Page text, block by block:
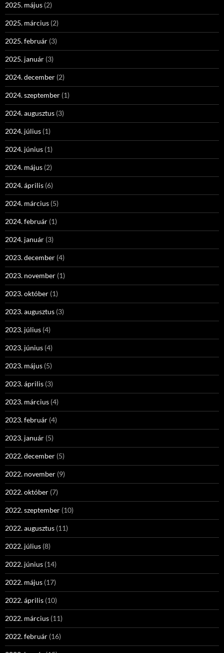
2025. május (2)
2025. március (2)
2025. február (3)
2025. január (3)
2024. december (2)
2024. szeptember (1)
2024. augusztus (3)
2024. július (1)
2024. június (1)
2024. május (2)
2024. április (6)
2024. március (5)
2024. február (1)
2024. január (3)
2023. december (4)
2023. november (1)
2023. október (1)
2023. augusztus (3)
2023. július (4)
2023. június (4)
2023. május (5)
2023. április (3)
2023. március (4)
2023. február (4)
2023. január (5)
2022. december (5)
2022. november (9)
2022. október (7)
2022. szeptember (10)
2022. augusztus (11)
2022. július (8)
2022. június (14)
2022. május (17)
2022. április (10)
2022. március (11)
2022. február (16)